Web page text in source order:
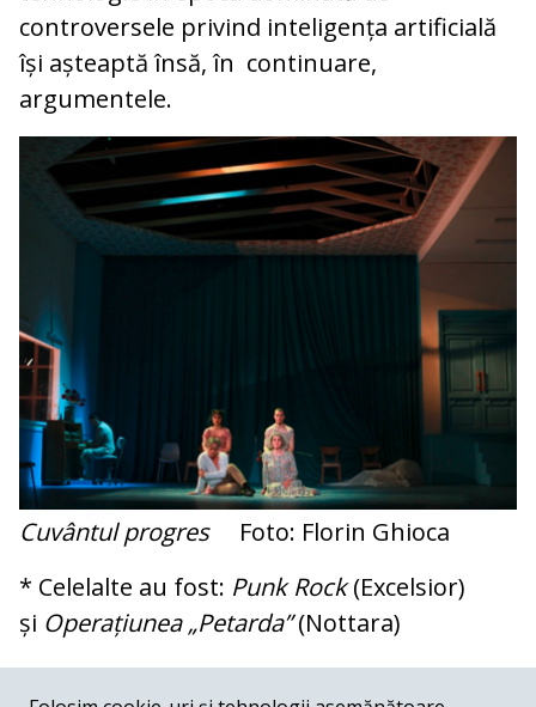
controversele privind inteligența artificială
își așteaptă însă, în continuare,
argumentele.
Cuvântul progresFoto: Florin Ghioca
* Celelalte au fost: Punk Rock(Excelsior)
și Operațiunea „Petarda”(Nottara)
COMENTARII